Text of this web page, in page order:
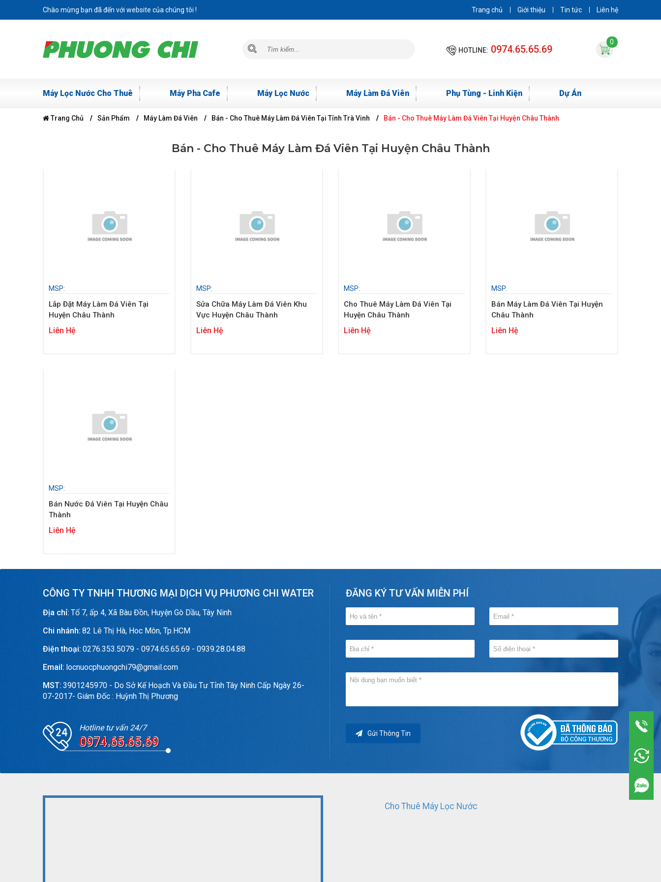
Chào mừng bạn đã đến với website của chúng tôi ! Trang chủ Giới thiệu Tin tức Liên hệ
HOTLINE: 0974.65.65.69
0
Máy Lọc Nước Cho Thuê Máy Pha Cafe Máy Lọc Nước Máy Làm Đá Viên Phụ Tùng - Linh Kiện Dự Án
Trang Chủ Sản Phẩm Máy Làm Đá Viên Bán - Cho Thuê Máy Làm Đá Viên Tại Tỉnh Trà Vinh Bán - Cho Thuê Máy Làm Đá Viên Tại Huyện Châu Thành
Bán - Cho Thuê Máy Làm Đá Viên Tại Huyện Châu Thành
MSP:
Lắp Đặt Máy Làm Đá Viên Tại
Huyện Châu Thành
Liên Hệ
MSP:
Sửa Chữa Máy Làm Đá Viên Khu
Vực Huyện Châu Thành
Liên Hệ
MSP:
Cho Thuê Máy Làm Đá Viên Tại
Huyện Châu Thành
Liên Hệ
MSP:
Bán Máy Làm Đá Viên Tại Huyện
Châu Thành
Liên Hệ
MSP:
Bán Nước Đá Viên Tại Huyện Châu
Thành
Liên Hệ
CÔNG TY TNHH THƯƠNG MẠI DỊCH VỤ PHƯƠNG CHI WATER
Địa chỉ: Tổ 7, ấp 4, Xã Bàu Đồn, Huyện Gò Dầu, Tây Ninh
Chi nhánh: 82 Lê Thị Hà, Hoc Môn, Tp.HCM
Điện thoại: 0276.353.5079 - 0974.65.65.69 - 0939.28.04.88
Email: locnuocphuongchi79@gmail.com
MST: 3901245970 - Do Sở Kế Hoạch Và Đầu Tư Tỉnh Tây Ninh Cấp Ngày 26-
07-2017- Giám Đốc : Huỳnh Thị Phương
Hotline tư vấn 24/7
0974.65.65.69
ĐĂNG KÝ TƯ VẤN MIỄN PHÍ
Gửi Thông Tin
Cho Thuê Máy Lọc Nước